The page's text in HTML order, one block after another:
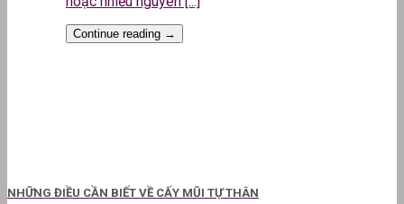
Continue reading →
NHỮNG ĐIỀU CẦN BIẾT VỀ CẤY MŨI TỰ THÂN